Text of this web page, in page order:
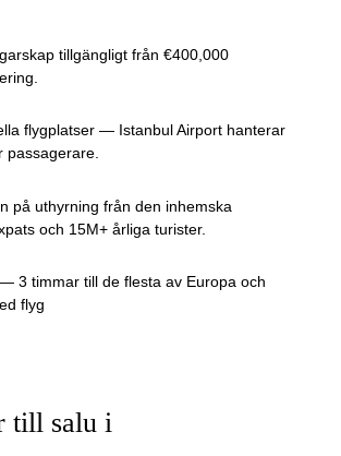
tillgängligt från €400,000
flygplatser — Istanbul Airport hanterar
passagerare.
på uthyrning från den inhemska
och 15M+ årliga turister.
3 timmar till de flesta av Europa och
flyg
till salu i